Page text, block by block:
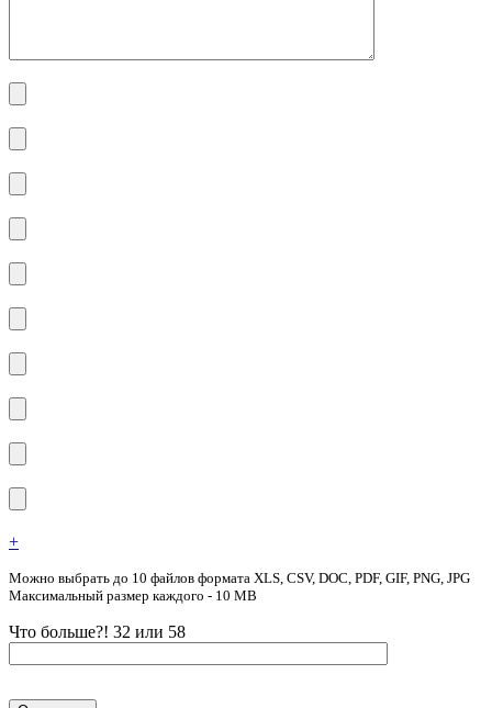
+
Можно выбрать до 10 файлов формата XLS, CSV, DOC, PDF, GIF, PNG, JPG
Максимальный размер каждого - 10 MB
Что больше?! 32 или 58